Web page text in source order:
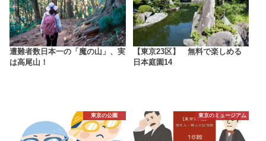
遭難者数日本一の「魔の山」、実
は高尾山！
【東京23区】 無料で楽しめる
日本庭園14
東京の公園 東京のミュージアム